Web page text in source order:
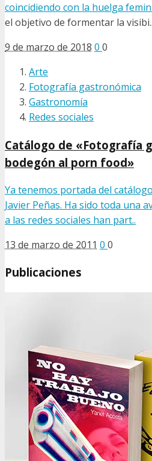
coincidiendo con la huelga
el objetivo de formentar la visibi..
9 de marzo de 2018 0 0
Arte
Fotografía gastronómica
Gastronomía
Redes sociales
Catálogo de «Fotografía
bodegón al porn food»
Ya tenemos portada del
Javier Peñas. Ha sido toda una
a las redes sociales han part..
13 de marzo de 2011 0 0
Publicaciones